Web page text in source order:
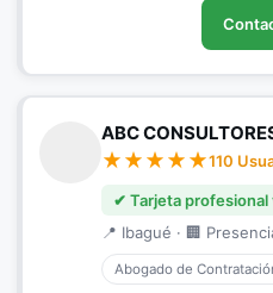
ABC
110
✔ Tarjeta
📍 Ibagué · 🏢
Abogado de